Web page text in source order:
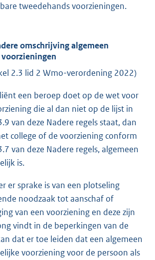
tweedehands voorzieningen.
omschrijving algemeen
2.3 lid 2 Wmo-verordening 2022)
een beroep doet op de wet voor
die al dan niet op de lijst in
van deze Nadere regels staat, dan
college of de voorziening conform
van deze Nadere regels, algemeen
is.
er sprake is van een plotseling
noodzaak tot aanschaf of
van een voorziening en deze zijn
vindt in de beperkingen van de
dat er toe leiden dat een algemeen
voorziening voor de persoon als